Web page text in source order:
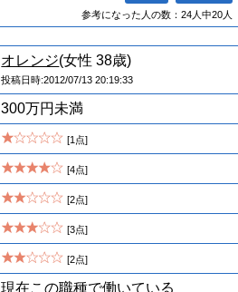
参考になった人の数：24人中20人
オレンジ(女性 38歳)
投稿日時:2012/07/13 20:19:33
300万円未満
[1点]
[4点]
[2点]
[3点]
[2点]
現在この職種で働いている